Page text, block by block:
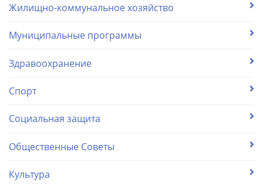
Жилищно-коммунальное хозяйство
Муниципальные программы
Здравоохранение
Спорт
Социальная защита
Общественные Советы
Культура